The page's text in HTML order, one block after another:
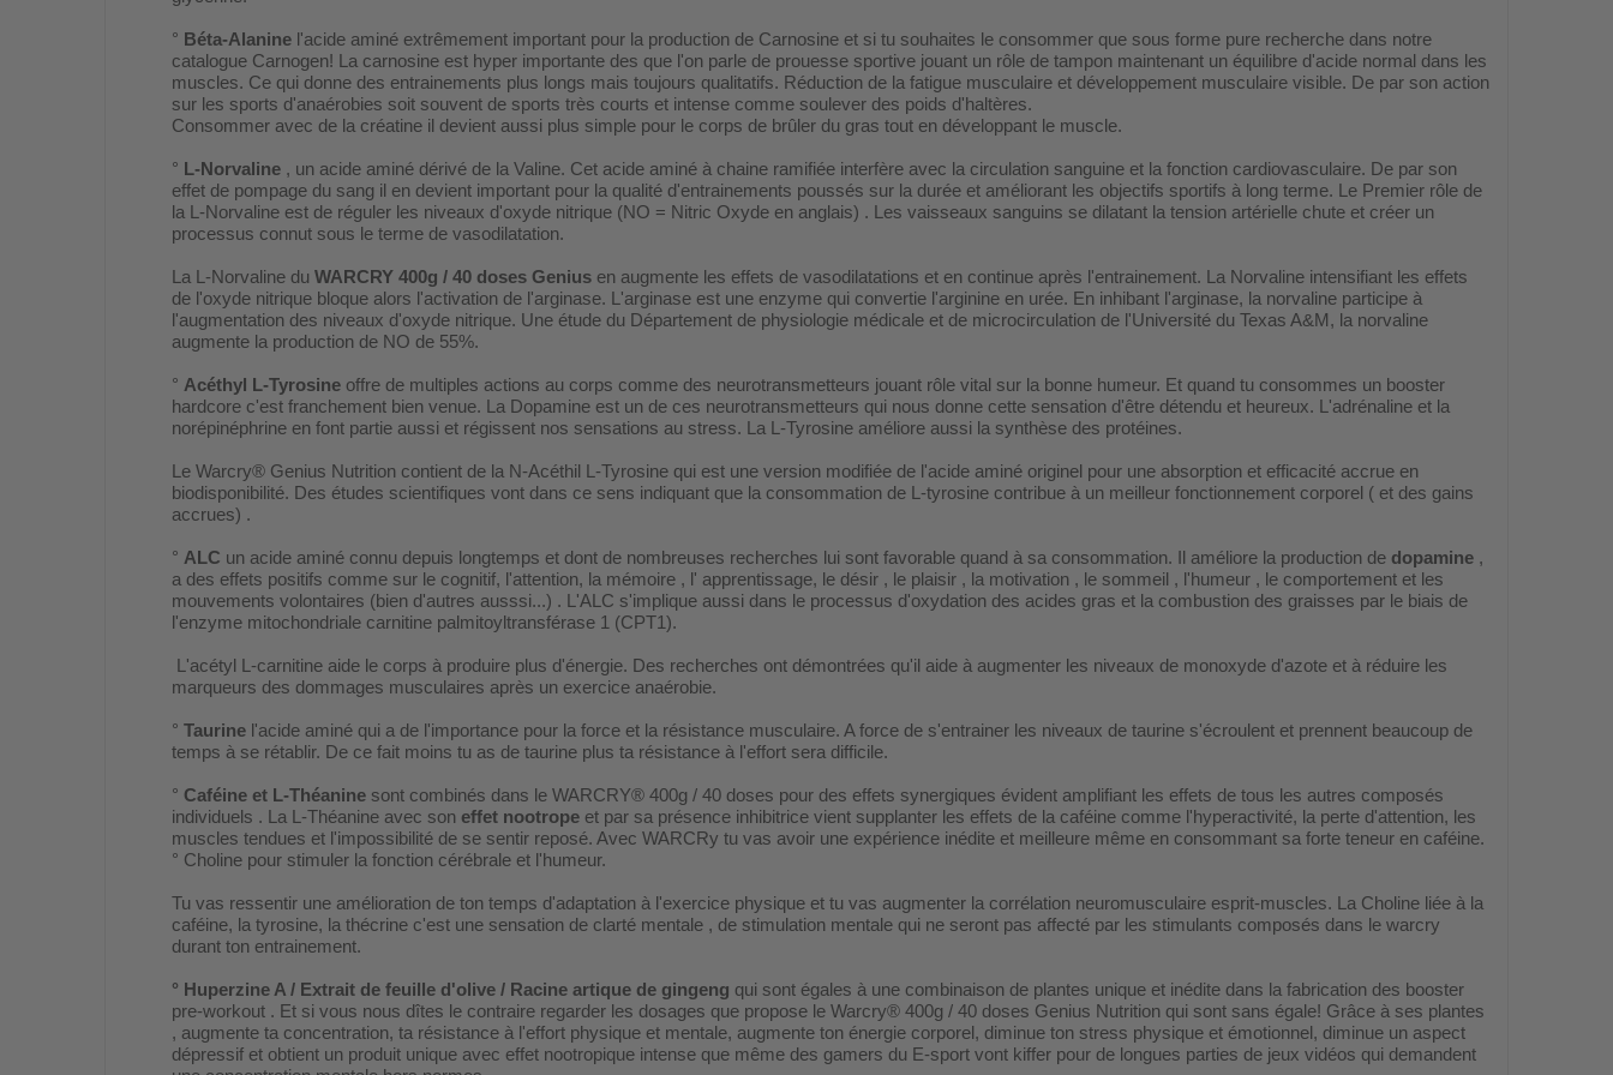
° Béta-Alanine l'acide aminé extrêmement important pour la production de Carnosine et si tu souhaites le consommer que sous forme pure recherche dans notre
catalogue Carnogen! La carnosine est hyper importante des que l'on parle de prouesse sportive jouant un rôle de tampon maintenant un équilibre d'acide normal dans les
muscles. Ce qui donne des entrainements plus longs mais toujours qualitatifs. Réduction de la fatigue musculaire et développement musculaire visible. De par son action
sur les sports d'anaérobies soit souvent de sports très courts et intense comme soulever des poids d'haltères.
Consommer avec de la créatine il devient aussi plus simple pour le corps de brûler du gras tout en développant le muscle.
° L-Norvaline , un acide aminé dérivé de la Valine. Cet acide aminé à chaine ramifiée interfère avec la circulation sanguine et la fonction cardiovasculaire. De par son
effet de pompage du sang il en devient important pour la qualité d'entrainements poussés sur la durée et améliorant les objectifs sportifs à long terme. Le Premier rôle de
la L-Norvaline est de réguler les niveaux d'oxyde nitrique (NO = Nitric Oxyde en anglais) . Les vaisseaux sanguins se dilatant la tension artérielle chute et créer un
processus connut sous le terme de vasodilatation.
La L-Norvaline du WARCRY 400g / 40 doses Genius en augmente les effets de vasodilatations et en continue après l'entrainement. La Norvaline intensifiant les effets
de l'oxyde nitrique bloque alors l'activation de l'arginase. L'arginase est une enzyme qui convertie l'arginine en urée. En inhibant l'arginase, la norvaline participe à
l'augmentation des niveaux d'oxyde nitrique. Une étude du Département de physiologie médicale et de microcirculation de l'Université du Texas A&M, la norvaline
augmente la production de NO de 55%.
° Acéthyl L-Tyrosine offre de multiples actions au corps comme des neurotransmetteurs jouant rôle vital sur la bonne humeur. Et quand tu consommes un booster
hardcore c'est franchement bien venue. La Dopamine est un de ces neurotransmetteurs qui nous donne cette sensation d'être détendu et heureux. L'adrénaline et la
norépinéphrine en font partie aussi et régissent nos sensations au stress. La L-Tyrosine améliore aussi la synthèse des protéines.
Le Warcry® Genius Nutrition contient de la N-Acéthil L-Tyrosine qui est une version modifiée de l'acide aminé originel pour une absorption et efficacité accrue en
biodisponibilité. Des études scientifiques vont dans ce sens indiquant que la consommation de L-tyrosine contribue à un meilleur fonctionnement corporel ( et des gains
accrues) .
° ALC un acide aminé connu depuis longtemps et dont de nombreuses recherches lui sont favorable quand à sa consommation. Il améliore la production de dopamine ,
a des effets positifs comme sur le cognitif, l'attention, la mémoire , l' apprentissage, le désir , le plaisir , la motivation , le sommeil , l'humeur , le comportement et les
mouvements volontaires (bien d'autres ausssi...) . L'ALC s'implique aussi dans le processus d'oxydation des acides gras et la combustion des graisses par le biais de
l'enzyme mitochondriale carnitine palmitoyltransférase 1 (CPT1).
L'acétyl L-carnitine aide le corps à produire plus d'énergie. Des recherches ont démontrées qu'il aide à augmenter les niveaux de monoxyde d'azote et à réduire les
marqueurs des dommages musculaires après un exercice anaérobie.
° Taurine l'acide aminé qui a de l'importance pour la force et la résistance musculaire. A force de s'entrainer les niveaux de taurine s'écroulent et prennent beaucoup de
temps à se rétablir. De ce fait moins tu as de taurine plus ta résistance à l'effort sera difficile.
° Caféine et L-Théanine sont combinés dans le WARCRY® 400g / 40 doses pour des effets synergiques évident amplifiant les effets de tous les autres composés
individuels . La L-Théanine avec son effet nootrope et par sa présence inhibitrice vient supplanter les effets de la caféine comme l'hyperactivité, la perte d'attention, les
muscles tendues et l'impossibilité de se sentir reposé. Avec WARCRy tu vas avoir une expérience inédite et meilleure même en consommant sa forte teneur en caféine.
° Choline pour stimuler la fonction cérébrale et l'humeur.
Tu vas ressentir une amélioration de ton temps d'adaptation à l'exercice physique et tu vas augmenter la corrélation neuromusculaire esprit-muscles. La Choline liée à la
caféine, la tyrosine, la thécrine c'est une sensation de clarté mentale , de stimulation mentale qui ne seront pas affecté par les stimulants composés dans le warcry
durant ton entrainement.
° Huperzine A / Extrait de feuille d'olive / Racine artique de gingeng qui sont égales à une combinaison de plantes unique et inédite dans la fabrication des booster
pre-workout . Et si vous nous dîtes le contraire regarder les dosages que propose le Warcry® 400g / 40 doses Genius Nutrition qui sont sans égale! Grâce à ses plantes
, augmente ta concentration, ta résistance à l'effort physique et mentale, augmente ton énergie corporel, diminue ton stress physique et émotionnel, diminue un aspect
dépressif et obtient un produit unique avec effet nootropique intense que même des gamers du E-sport vont kiffer pour de longues parties de jeux vidéos qui demandent